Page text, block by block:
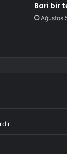
Bari bir
Ağustos